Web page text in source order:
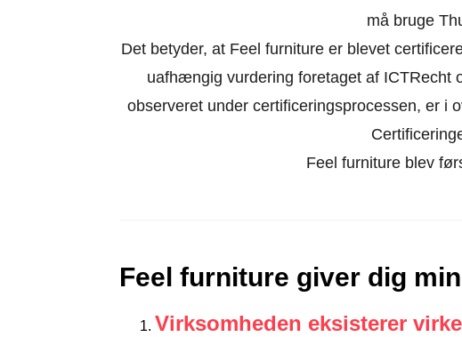
må bruge
Det betyder, at Feel furniture er blevet
uafhængig vurdering foretaget af ICTRecht
observeret under certificeringsprocessen, er i
Feel furniture blev
Feel furniture giver dig
Virksomheden eksisterer